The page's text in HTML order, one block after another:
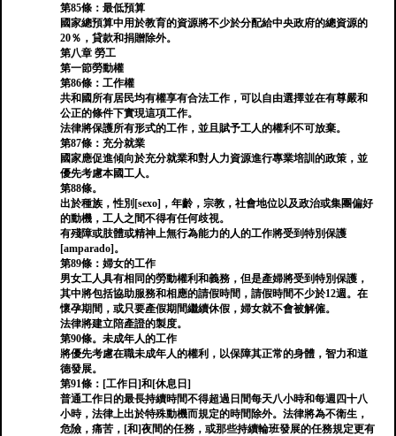
第85條：最低預算
國家總預算中用於教育的資源將不少於分配給中央政府的總資源的
20％，貸款和捐贈除外。
第八章 勞工
第一節勞動權
第86條：工作權
共和國所有居民均有權享有合法工作，可以自由選擇並在有尊嚴和
公正的條件下實現這項工作。
法律將保護所有形式的工作，並且賦予工人的權利不可放棄。
第87條：充分就業
國家應促進傾向於充分就業和對人力資源進行專業培訓的政策，並
優先考慮本國工人。
第88條。
出於種族，性別[sexo]，年齡，宗教，社會地位以及政治或集團偏好
的動機，工人之間不得有任何歧視。
有殘障或肢體或精神上無行為能力的人的工作將受到特別保護
[amparado]。
第89條：婦女的工作
男女工人具有相同的勞動權利和義務，但是產婦將受到特別保護，
其中將包括協助服務和相應的請假時間，請假時間不少於12週。在
懷孕期間，或只要產假期間繼續休假，婦女就不會被解僱。
法律將建立陪產證的製度。
第90條。未成年人的工作
將優先考慮在職未成年人的權利，以保障其正常的身體，智力和道
德發展。
第91條：[工作日]和[休息日]
普通工作日的最長持續時間不得超過日間每天八小時和每週四十八
小時，法律上出於特殊動機而規定的時間除外。法律將為不衛生，
危險，痛苦，[和]夜間的任務，或那些持續輪班發展的任務規定更有